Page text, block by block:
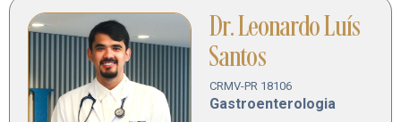
Dr. Leonardo Luís
Santos
CRMV-PR 18106
Gastroenterologia